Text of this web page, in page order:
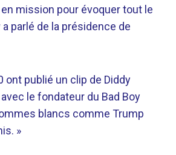
mission pour évoquer tout le
parlé de la présidence de
ont publié un clip de Diddy
le fondateur du Bad Boy
blancs comme Trump
»